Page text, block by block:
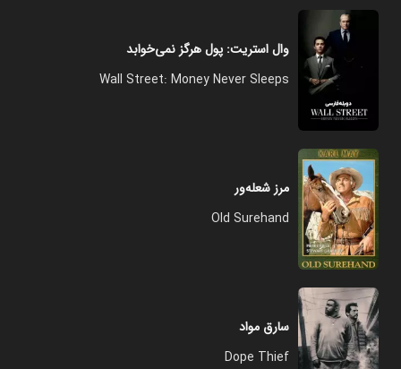
وال استریت: پول هرگز نمی‌خوابد
Wall Street: Money Never Sleeps
مرز شعله‌ور
Old Surehand
سارق مواد
Dope Thief